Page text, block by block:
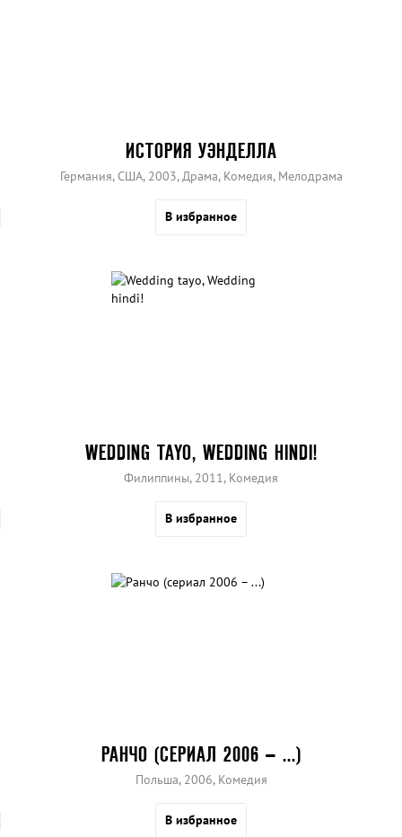
ИСТОРИЯ УЭНДЕЛЛА
Германия, США, 2003, Драма, Комедия, Мелодрама
В избранное
WEDDING TAYO, WEDDING HINDI!
Филиппины, 2011, Комедия
В избранное
РАНЧО (СЕРИАЛ 2006 – ...)
Польша, 2006, Комедия
В избранное